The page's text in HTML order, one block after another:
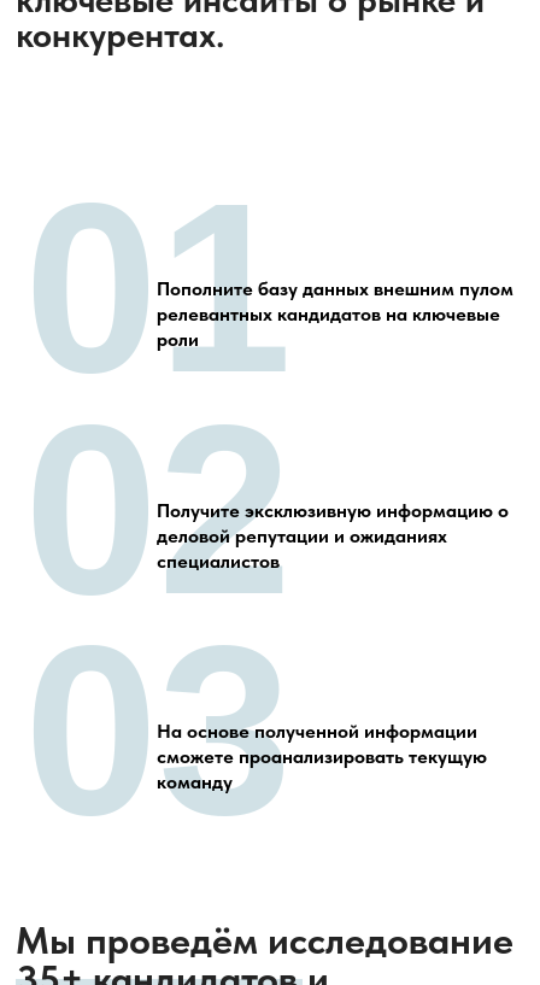
Пополните базу данных внешним пулом
релевантных кандидатов на ключевые
роли
01
Получите эксклюзивную информацию о
деловой репутации и ожиданиях
специалистов
02
На основе полученной информации
сможете проанализировать текущую
команду
03